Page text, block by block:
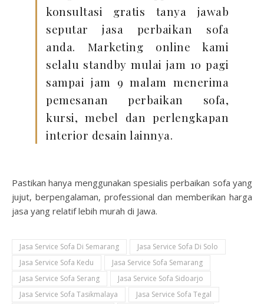
konsultasi gratis tanya jawab
seputar jasa perbaikan sofa
anda. Marketing online kami
selalu standby mulai jam 10 pagi
sampai jam 9 malam menerima
pemesanan perbaikan sofa,
kursi, mebel dan perlengkapan
interior desain lainnya.
Pastikan hanya menggunakan spesialis perbaikan sofa yang
jujut, berpengalaman, professional dan memberikan harga
jasa yang relatif lebih murah di Jawa.
Jasa Service Sofa Di Semarang
Jasa Service Sofa Di Solo
Jasa Service Sofa Kedu
Jasa Service Sofa Semarang
Jasa Service Sofa Serang
Jasa Service Sofa Sidoarjo
Jasa Service Sofa Tasikmalaya
Jasa Service Sofa Tegal